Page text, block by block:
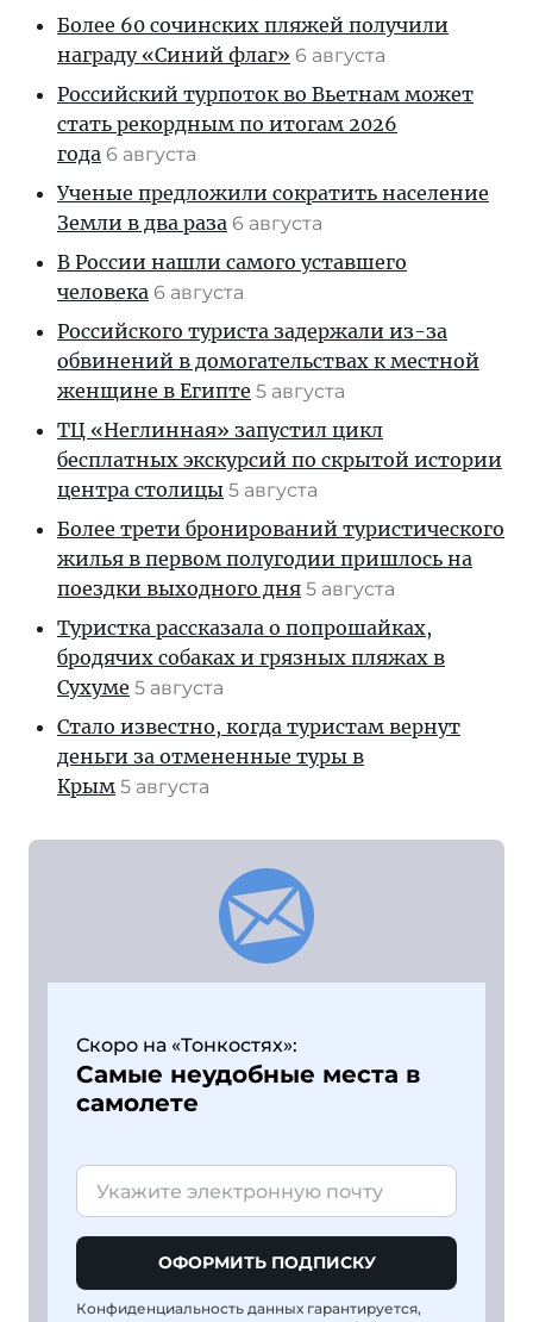
Более 60 сочинских пляжей получили
награду «Синий флаг» 6 августа
Российский турпоток во Вьетнам может
стать рекордным по итогам 2026
года 6 августа
Ученые предложили сократить население
Земли в два раза 6 августа
В России нашли самого уставшего
человека 6 августа
Российского туриста задержали из-за
обвинений в домогательствах к местной
женщине в Египте 5 августа
ТЦ «Неглинная» запустил цикл
бесплатных экскурсий по скрытой истории
центра столицы 5 августа
Более трети бронирований туристического
жилья в первом полугодии пришлось на
поездки выходного дня 5 августа
Туристка рассказала о попрошайках,
бродячих собаках и грязных пляжах в
Сухуме 5 августа
Стало известно, когда туристам вернут
деньги за отмененные туры в
Крым 5 августа
Скоро на «Тонкостях»:
Самые неудобные места в
самолете
ОФОРМИТЬ ПОДПИСКУ
Конфиденциальность данных гарантируется,